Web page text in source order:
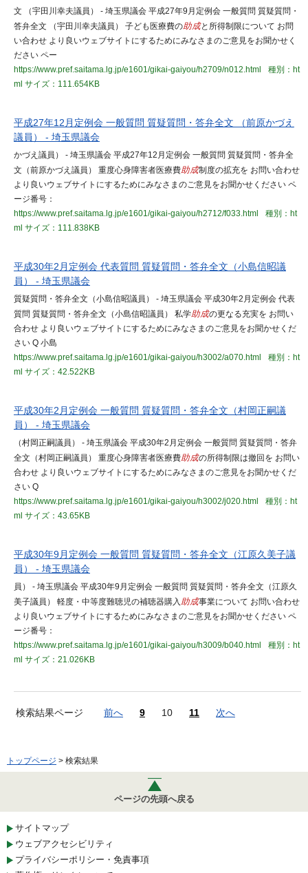
文 （宇田川幸夫議員） - 埼玉県議会 平成27年9月定例会 一般質問 質疑質問・
答弁全文 （宇田川幸夫議員） 子ども医療費の助成と所得制限について お問
い合わせ より良いウェブサイトにするためにみなさまのご意見をお聞かせく
ださい ペー
https://www.pref.saitama.lg.jp/e1601/gikai-gaiyou/h2709/n012.html
種別：ht
ml サイズ：111.654KB
平成27年12月定例会 一般質問 質疑質問・答弁全文 （前原かづえ
議員） - 埼玉県議会
かづえ議員） - 埼玉県議会 平成27年12月定例会 一般質問 質疑質問・答弁全
文（前原かづえ議員） 重度心身障害者医療費助成制度の拡充を お問い合わせ
より良いウェブサイトにするためにみなさまのご意見をお聞かせください ペ
ージ番号：
https://www.pref.saitama.lg.jp/e1601/gikai-gaiyou/h2712/f033.html
種別：ht
ml サイズ：111.838KB
平成30年2月定例会 代表質問 質疑質問・答弁全文（小島信昭議
員） - 埼玉県議会
質疑質問・答弁全文（小島信昭議員） - 埼玉県議会 平成30年2月定例会 代表
質問 質疑質問・答弁全文（小島信昭議員） 私学助成の更なる充実を お問い
合わせ より良いウェブサイトにするためにみなさまのご意見をお聞かせくだ
さい Q 小島
https://www.pref.saitama.lg.jp/e1601/gikai-gaiyou/h3002/a070.html
種別：ht
ml サイズ：42.522KB
平成30年2月定例会 一般質問 質疑質問・答弁全文（村岡正嗣議
員） - 埼玉県議会
（村岡正嗣議員） - 埼玉県議会 平成30年2月定例会 一般質問 質疑質問・答弁
全文（村岡正嗣議員） 重度心身障害者医療費助成の所得制限は撤回を お問い
合わせ より良いウェブサイトにするためにみなさまのご意見をお聞かせくだ
さい Q
https://www.pref.saitama.lg.jp/e1601/gikai-gaiyou/h3002/j020.html
種別：ht
ml サイズ：43.65KB
平成30年9月定例会 一般質問 質疑質問・答弁全文（江原久美子議
員） - 埼玉県議会
員） - 埼玉県議会 平成30年9月定例会 一般質問 質疑質問・答弁全文（江原久
美子議員） 軽度・中等度難聴児の補聴器購入助成事業について お問い合わせ
より良いウェブサイトにするためにみなさまのご意見をお聞かせください ペ
ージ番号：
https://www.pref.saitama.lg.jp/e1601/gikai-gaiyou/h3009/b040.html
種別：ht
ml サイズ：21.026KB
検索結果ページ 前へ 9 10 11 次へ
トップページ > 検索結果
ページの先頭へ戻る
サイトマップ
ウェブアクセシビリティ
プライバシーポリシー・免責事項